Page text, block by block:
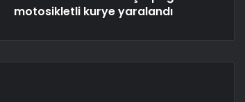
motosikletli kurye yaralandı